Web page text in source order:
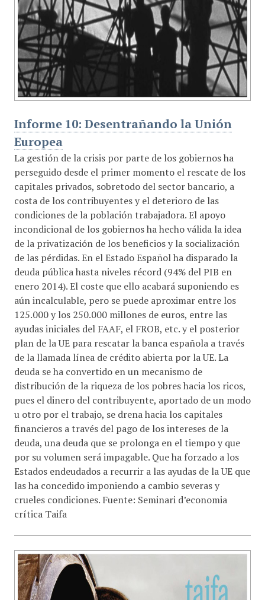
Informe 10: Desentrañando la Unión
Europea
La gestión de la crisis por parte de los gobiernos ha
perseguido desde el primer momento el rescate de los
capitales privados, sobretodo del sector bancario, a
costa de los contribuyentes y el deterioro de las
condiciones de la población trabajadora. El apoyo
incondicional de los gobiernos ha hecho válida la idea
de la privatización de los beneficios y la socialización
de las pérdidas. En el Estado Español ha disparado la
deuda pública hasta niveles récord (94% del PIB en
enero 2014). El coste que ello acabará suponiendo es
aún incalculable, pero se puede aproximar entre los
125.000 y los 250.000 millones de euros, entre las
ayudas iniciales del FAAF, el FROB, etc. y el posterior
plan de la UE para rescatar la banca española a través
de la llamada línea de crédito abierta por la UE. La
deuda se ha convertido en un mecanismo de
distribución de la riqueza de los pobres hacia los ricos,
pues el dinero del contribuyente, aportado de un modo
u otro por el trabajo, se drena hacia los capitales
financieros a través del pago de los intereses de la
deuda, una deuda que se prolonga en el tiempo y que
por su volumen será impagable. Que ha forzado a los
Estados endeudados a recurrir a las ayudas de la UE que
las ha concedido imponiendo a cambio severas y
crueles condiciones. Fuente: Seminari d’economia
crítica Taifa